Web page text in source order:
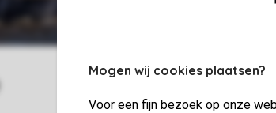
Mogen wij cookies plaatsen?
Voor een fijn bezoek op onze